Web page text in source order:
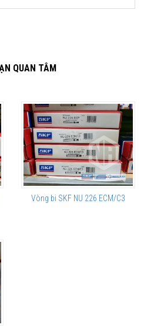
QUAN TÂM
Vòng bi SKF NU 226 ECM/C3